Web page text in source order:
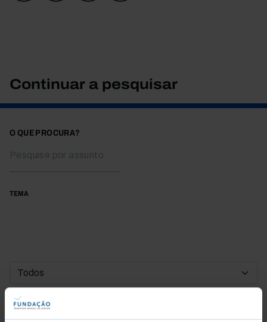
Continuar a pesquisar
O QUE PROCURA?
TEMA
DATA DE INÍCIO